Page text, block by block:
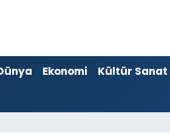
Ekonomi Kültür Sanat